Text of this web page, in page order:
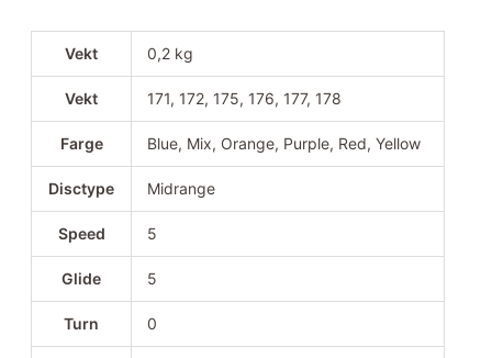
Vekt 0,2 kg
Vekt 171, 172, 175, 176, 177, 178
Farge Blue, Mix, Orange, Purple, Red, Yellow
Disctype Midrange
Speed 5
Glide 5
Turn 0